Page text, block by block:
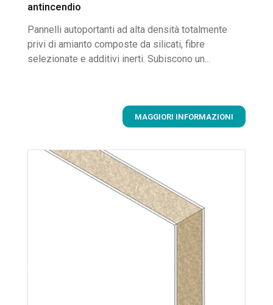
antincendio
Pannelli autoportanti ad alta densità totalmente
privi di amianto composte da silicati, fibre
selezionate e additivi inerti. Subiscono un...
MAGGIORI INFORMAZIONI